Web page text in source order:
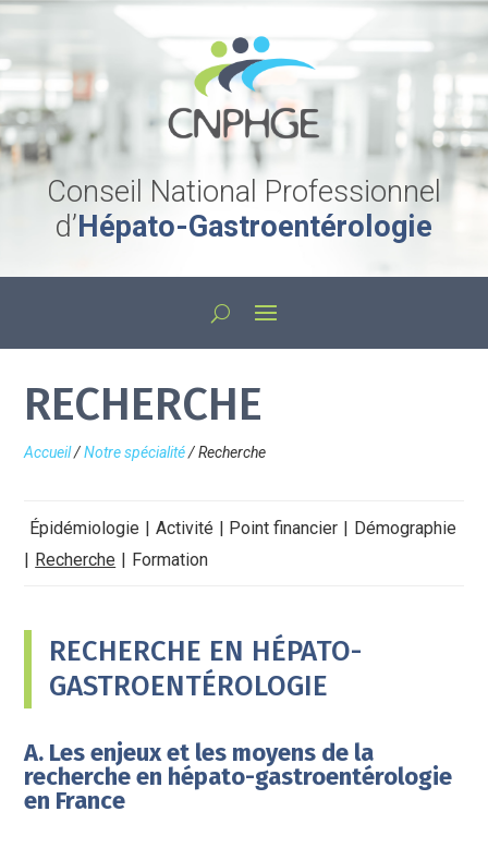
Conseil National Professionnel
d’Hépato-Gastroentérologie
RECHERCHE
Accueil/Notre spécialité/Recherche
Épidémiologie Activité Point financier
Démographie
Recherche
Formation
RECHERCHE EN HÉPATO-
GASTROENTÉROLOGIE
A. Les enjeux et les moyens de la
recherche en hépato-gastroentérologie
en France